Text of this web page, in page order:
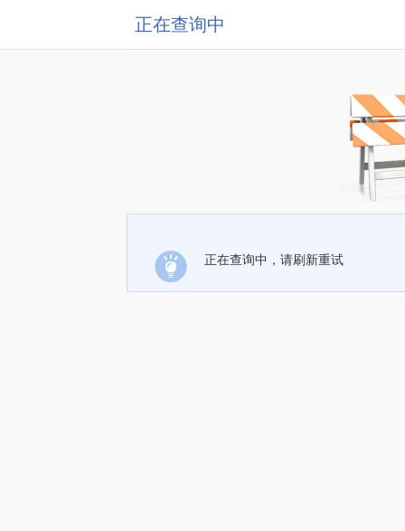
正在查询中
正在查询中，请刷新重试